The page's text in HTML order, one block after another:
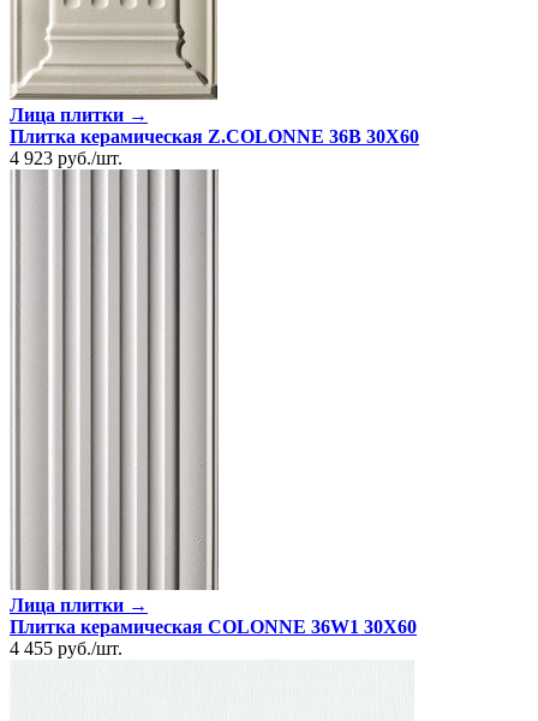
Лица плитки →
Плитка керамическая Z.COLONNE 36B 30X60
4 923 руб./шт.
Лица плитки →
Плитка керамическая COLONNE 36W1 30X60
4 455 руб./шт.